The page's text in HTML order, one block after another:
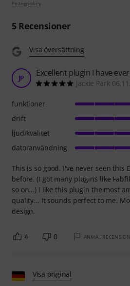
Poängpolicy
5Recensioner
Visa översättning
JP Excellent plugin I have
Jackie Park
This is so good. I've never seen this
before. (I got many plugins like
so on...) I like this plugin the most
quality... It sounds perfect to me.
design.
funktioner
drift
ljud/kvalitet
datoranvändning
4 0 ANMÄL RECENSION
Visa original